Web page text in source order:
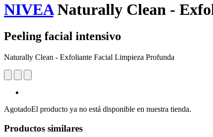
NIVEANaturally Clean -
Peeling facial intensivo
Naturally Clean - Exfoliante Facial Limpieza Profunda
AgotadoEl producto ya no está disponible en nuestra tienda.
Productos similares